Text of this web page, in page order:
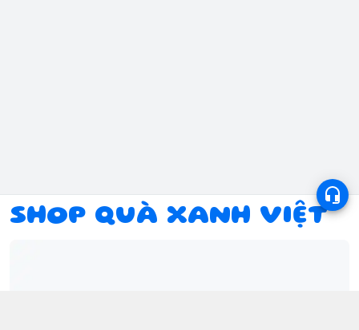
SHOP QUÀ XANH VIỆT